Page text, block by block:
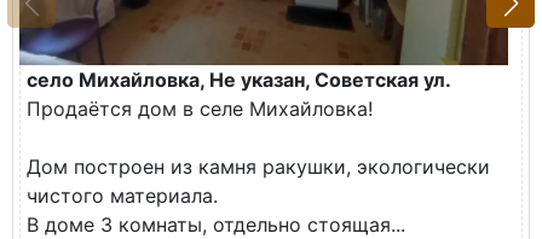
село Михайловка, Не указан, Советская ул.
Продаётся дом в селе Михайловка!
Дом построен из камня ракушки, экологически
чистого материала.
В доме 3 комнаты, отдельно стоящая...